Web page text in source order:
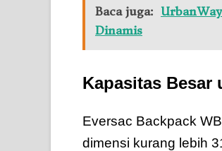
Baca juga:
Dinamis
Kapasitas Besar
Eversac Backpack
dimensi kurang lebih